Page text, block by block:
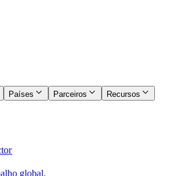
Países​​ Parceiros​​
Recursos​​
global.​​